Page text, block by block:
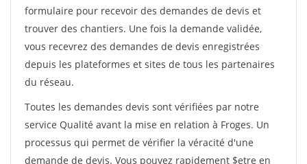
formulaire pour recevoir des demandes de devis et
trouver des chantiers. Une fois la demande validée,
vous recevrez des demandes de devis enregistrées
depuis les plateformes et sites de tous les partenaires
du réseau.
Toutes les demandes devis sont vérifiées par notre
service Qualité avant la mise en relation à Froges. Un
processus qui permet de vérifier la véracité d'une
demande de devis. Vous pouvez rapidement $etre en